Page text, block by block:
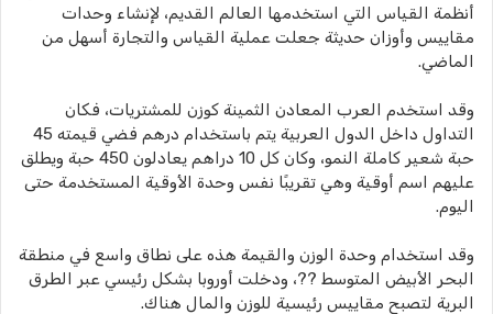
أنظمة القياس التي استخدمها العالم القديم، لإنشاء وحدات
مقاييس وأوزان حديثة جعلت عملية القياس والتجارة أسهل من
الماضي.
وقد استخدم العرب المعادن الثمينة كوزن للمشتريات، فكان
التداول داخل الدول العربية يتم باستخدام درهم فضي قيمته 45
حبة شعير كاملة النمو، وكان كل 10 دراهم يعادلون 450 حبة ويطلق
عليهم اسم أوقية وهي تقريبًا نفس وحدة الأوقية المستخدمة حتى
اليوم.
وقد استخدام وحدة الوزن والقيمة هذه على نطاق واسع في منطقة
البحر الأبيض المتوسط ??، ودخلت أوروبا بشكل رئيسي عبر الطرق
البرية لتصبح مقاييس رئيسية للوزن والمال هناك.